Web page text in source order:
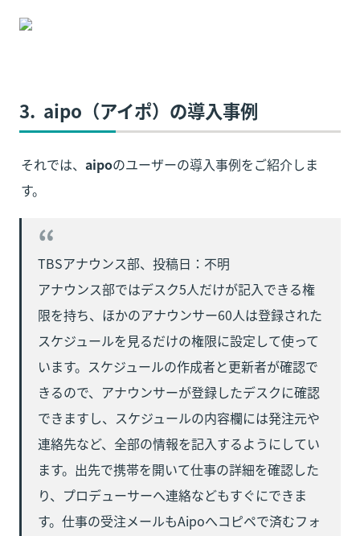
3. aipo（アイポ） の導入事例
それでは、 aipoのユーザーの導入事例をご紹介しま
す。
TBSアナウンス部、投稿日：不明
アナウンス部ではデスク5人だけが記入できる権
限を持ち、ほかのアナウンサー60人は登録された
スケジュールを見るだけの権限に設定して使って
います。スケジュールの作成者と更新者が確認で
きるので、アナウンサーが登録したデスクに確認
できますし、スケジュールの内容欄には発注元や
連絡先など、全部の情報を記入するようにしてい
ます。出先で携帯を開いて仕事の詳細を確認した
り、プロデューサーへ連絡などもすぐにできま
す。仕事の受注メールもAipoへコピペで済むフォ